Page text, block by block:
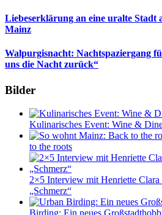
Liebeserklärung an eine uralte Stadt
Mainz
Walpurgisnacht: Nachtspaziergang
uns die Nacht zurück“
Bilder
Kulinarisches Event: Wine &
to the roots
2×5 Interview mit Henriette
„Schmerz“